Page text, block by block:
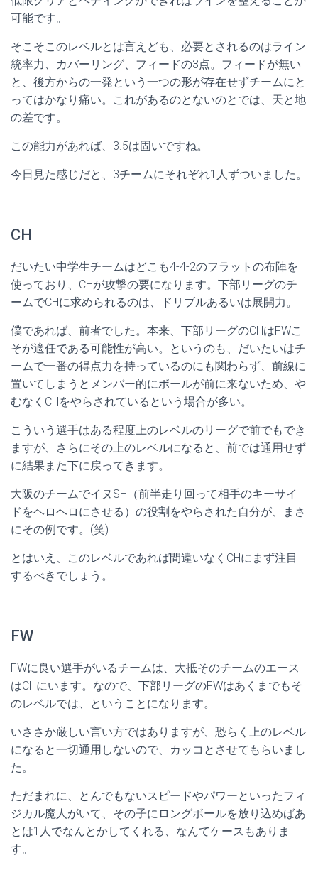
可能です。
そこそこのレベルとは言えども、必要とされるのはライン
統率力、カバーリング、フィードの3点。フィードが無い
と、後方からの一発という一つの形が存在せずチームにと
ってはかなり痛い。これがあるのとないのとでは、天と地
の差です。
この能力があれば、3.5は固いですね。
今日見た感じだと、3チームにそれぞれ1人ずついました。
CH
だいたい中学生チームはどこも4-4-2のフラットの布陣を
使っており、CHが攻撃の要になります。下部リーグのチ
ームでCHに求められるのは、ドリブルあるいは展開力。
僕であれば、前者でした。本来、下部リーグのCHはFWこ
そが適任である可能性が高い。というのも、だいたいはチ
ームで一番の得点力を持っているのにも関わらず、前線に
置いてしまうとメンバー的にボールが前に来ないため、や
むなくCHをやらされているという場合が多い。
こういう選手はある程度上のレベルのリーグで前でもでき
ますが、さらにその上のレベルになると、前では通用せず
に結果また下に戻ってきます。
大阪のチームでイヌSH（前半走り回って相手のキーサイ
ドをヘロヘロにさせる）の役割をやらされた自分が、まさ
にその例です。(笑)
とはいえ、このレベルであれば間違いなくCHにまず注目
するべきでしょう。
FW
FWに良い選手がいるチームは、大抵そのチームのエース
はCHにいます。なので、下部リーグのFWはあくまでもそ
のレベルでは、ということになります。
いささか厳しい言い方ではありますが、恐らく上のレベル
になると一切通用しないので、カッコとさせてもらいまし
た。
ただまれに、とんでもないスピードやパワーといったフィ
ジカル魔人がいて、その子にロングボールを放り込めばあ
とは1人でなんとかしてくれる、なんてケースもありま
す。